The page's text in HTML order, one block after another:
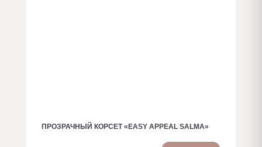
ПРОЗРАЧНЫЙ КОРСЕТ «EASY APPEAL SALMA»